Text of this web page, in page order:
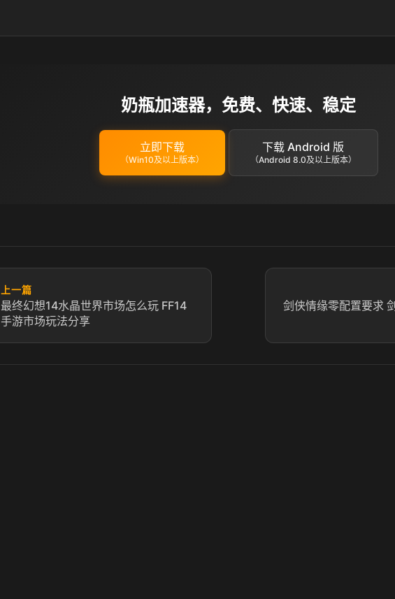
奶瓶加速器，免费、快速、稳定
立即下载
（Win10及以上版本）
下载 Android 版
（Android 8.0及以上版本）
上一篇
最终幻想14水晶世界市场怎么玩 FF14
手游市场玩法分享
剑侠情缘零配置要求